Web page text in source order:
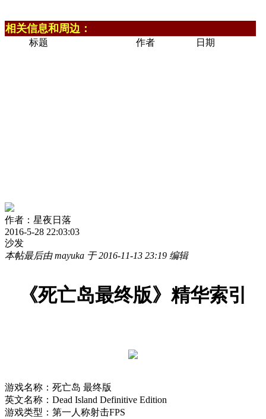
相关信息和周边：
标题 作者 日期
作者：星夜日落
2016-5-28 22:03:03
沙发
本帖最后由 mayuka 于 2016-11-13 23:19 编辑
《死亡岛最终版》精华索引
游戏名称：死亡岛 最终版
英文名称：Dead Island Definitive Edition
游戏类型：第一人称射击FPS